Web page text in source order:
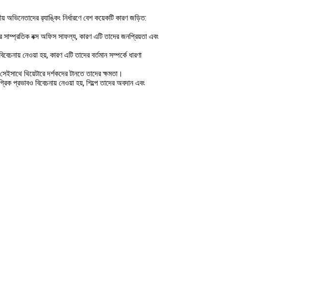
র‌্যাঙ্কিং নির্ধারণে বেশ কয়েকটি কারণ জড়িত:
বক্স অফিস সাফল্য, কারণ এটি তাদের জনপ্রিয়তা এবং
নেওয়া হয়, কারণ এটি তাদের বর্তমান সম্পর্কে ধারণা
থিয়েটারে দর্শকদের টানতে তাদের ক্ষমতা।
প্রভাবও বিবেচনায় নেওয়া হয়, শিল্পে তাদের অবদান এবং